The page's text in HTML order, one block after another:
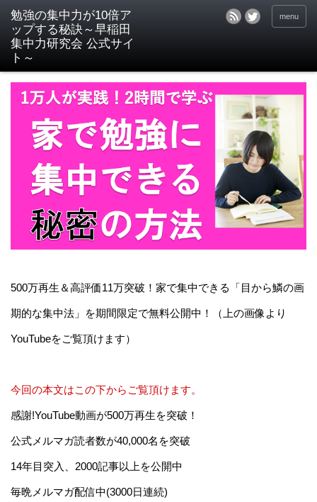
menu
500万再生＆高評価11万突破！家で集中できる「目から鱗の画
期的な集中法」を期間限定で無料公開中！（上の画像より
YouTubeをご覧頂けます）
今回の本文はこの下からご覧頂けます。
感謝!YouTube動画が500万再生を突破！
公式メルマガ読者数が40,000名を突破
14年目突入、2000記事以上を公開中
毎晩メルマガ配信中(3000日連続)